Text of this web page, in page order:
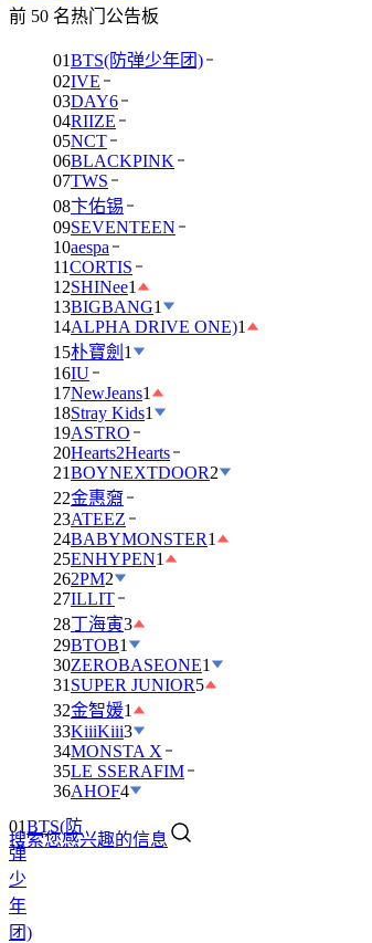
前 50 名热门公告板
01BTS(防弹少年团)
02IVE
03DAY6
04RIIZE
05NCT
06BLACKPINK
07TWS
08卞佑锡
09SEVENTEEN
10aespa
11CORTIS
12SHINee1
13BIGBANG1
14ALPHA DRIVE ONE)1
15朴寶劍 1
16IU
17NewJeans1
18Stray Kids1
19ASTRO
20Hearts2Hearts
21BOYNEXTDOOR2
22金惠奫
23ATEEZ
24BABYMONSTER1
25ENHYPEN1
262PM2
27ILLIT
28丁海寅3
29BTOB1
30ZEROBASEONE1
31 SUPER JUNIOR5
32金智媛1
33KiiiKiii3
34MONSTA X
35LE SSERAFIM
36AHOF4
搜索您感兴趣的信息
01BTS(防
弹
少
年
团)